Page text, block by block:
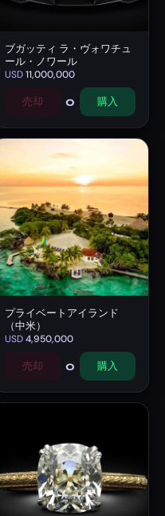
ブガッティ ラ・ヴォワチュ
ール・ノワール
USD11,000,000
売却 0 購入
プライベートアイランド
（中米）
USD4,950,000
売却 0 購入